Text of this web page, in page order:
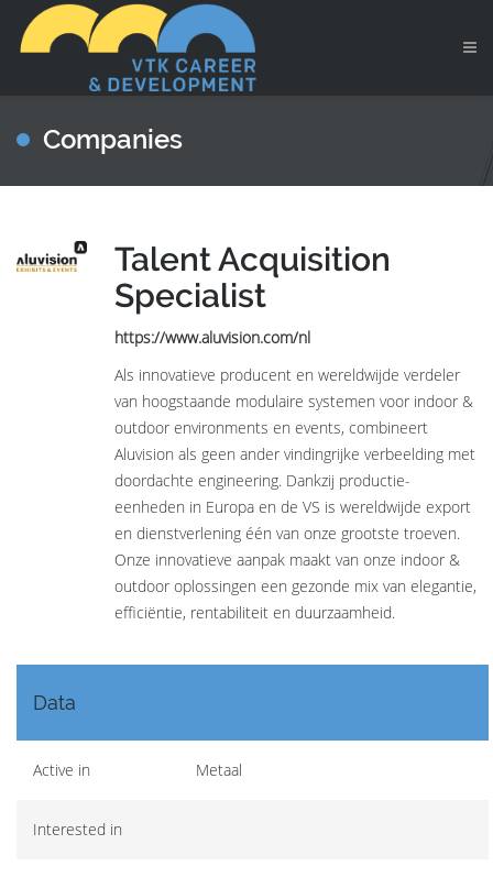
Companies
Talent Acquisition
Specialist
https://www.aluvision.com/nl
Als innovatieve producent en wereldwijde verdeler
van hoogstaande modulaire systemen voor indoor &
outdoor environments en events, combineert
Aluvision als geen ander vindingrijke verbeelding met
doordachte engineering. Dankzij productie-
eenheden in Europa en de VS is wereldwijde export
en dienstverlening één van onze grootste troeven.
Onze innovatieve aanpak maakt van onze indoor &
outdoor oplossingen een gezonde mix van elegantie,
efficiëntie, rentabiliteit en duurzaamheid.
Data
Active in Metaal
Interested in